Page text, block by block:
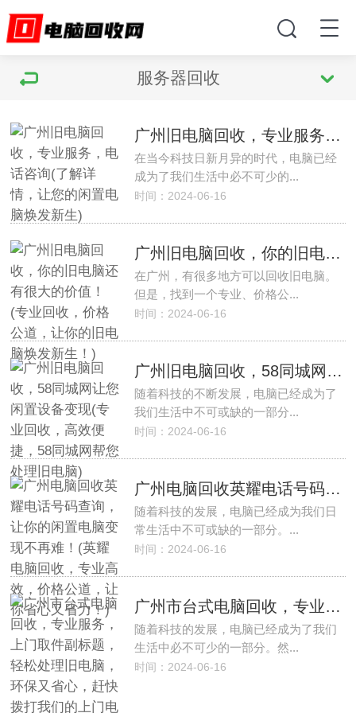
服务器回收
广州旧电脑回收，专业服务，电话咨询(了解详情，让您的闲置电脑焕发新生)
在当今科技日新月异的时代，电脑已经
成为了我们生活中必不可少的...
时间：2024-06-16
广州旧电脑回收，你的旧电脑还有很大的价值！(专业回收，价格公道，让你的旧电脑焕发新生！)
在广州，有很多地方可以回收旧电脑。
但是，找到一个专业、价格公...
时间：2024-06-16
广州旧电脑回收，58同城网让您闲置设备变现(专业回收，高效便捷，58同城网帮您处理旧电脑)
随着科技的不断发展，电脑已经成为了
我们生活中不可或缺的一部分...
时间：2024-06-16
广州电脑回收英耀电话号码查询，让你的闲置电脑变现不再难！(英耀电脑回收，专业高效，价格公道，让你省心又省力！)
随着科技的发展，电脑已经成为我们日
常生活中不可或缺的一部分。...
时间：2024-06-16
广州市台式电脑回收，专业服务，上门取件副标题，轻松处理旧电脑，环保又省心，赶快拨打我们的上门电话吧！
随着科技的发展，电脑已经成为了我们
生活中必不可少的一部分。然...
时间：2024-06-16